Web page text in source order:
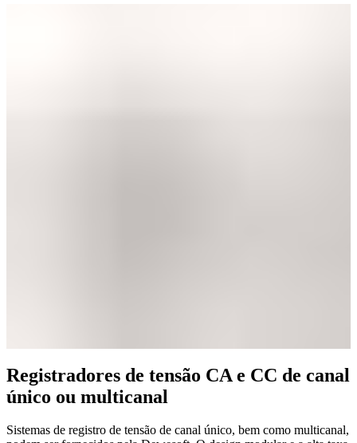
Registradores de tensão CA e CC de canal
único ou multicanal
Sistemas de registro de tensão de canal único, bem como multicanal,